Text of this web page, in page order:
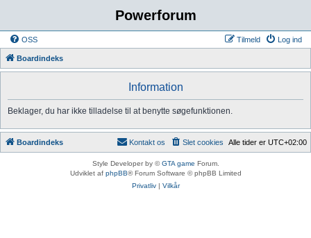
Powerforum
OSS Log ind
Tilmeld
Boardindeks
Information
Beklager, du har ikke tilladelse til at benytte søgefunktionen.
Boardindeks Alle tider er UTC+02:00
Slet cookies
Kontakt os
Style Developer by ©GTA game Forum.
Udviklet af phpBB® Forum Software © phpBB Limited
Privatliv| Vilkår